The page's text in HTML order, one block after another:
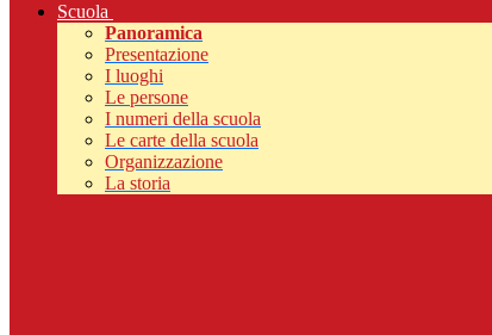
Scuola
Panoramica
Presentazione
I luoghi
Le persone
I numeri della scuola
Le carte della scuola
Organizzazione
La storia